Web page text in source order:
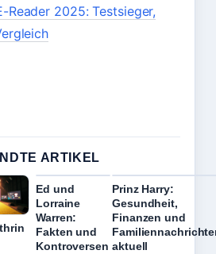
Reader 2025: Testsieger,
ARTIKEL
Ed und
Lorraine
Warren:
Fakten und
Kontroversen
Prinz Harry:
Gesundheit,
Finanzen und
aktuell